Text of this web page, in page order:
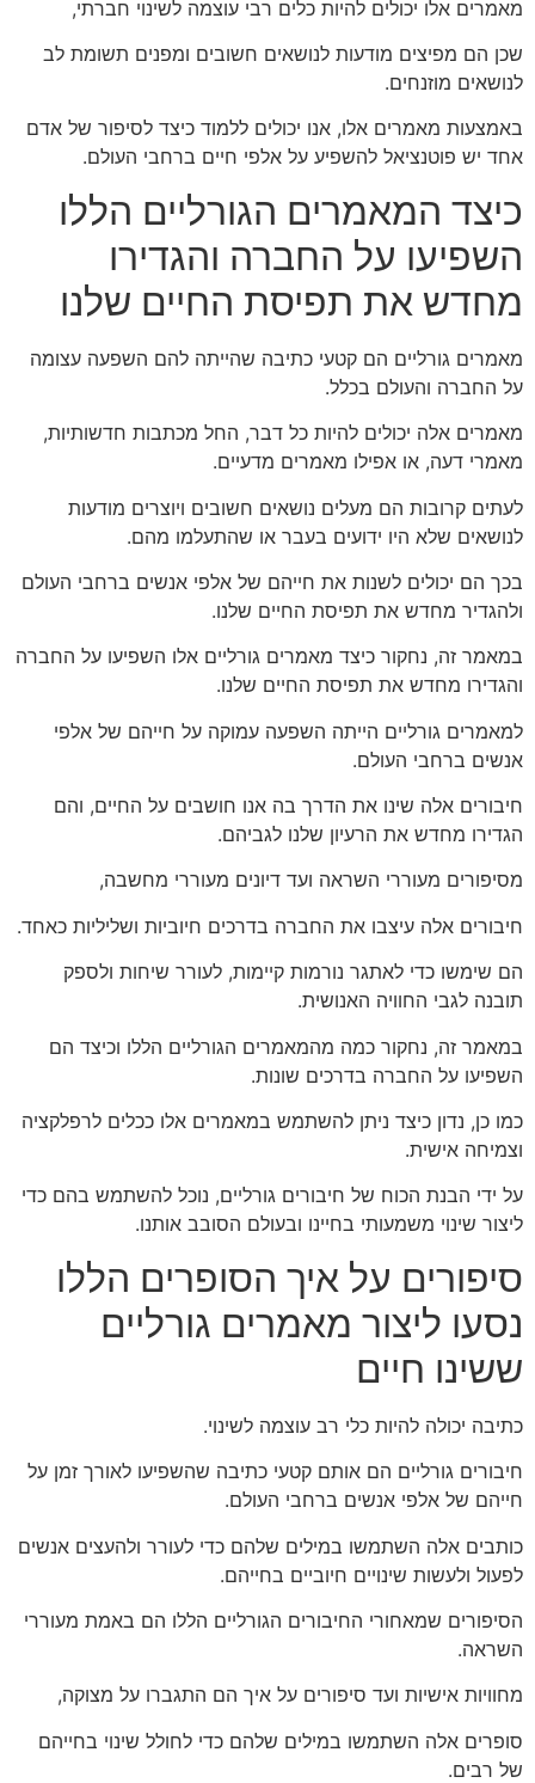
מאמרים אלו יכולים להיות כלים רבי עוצמה לשינוי חברתי,
שכן הם מפיצים מודעות לנושאים חשובים ומפנים תשומת לב
לנושאים מוזנחים.
באמצעות מאמרים אלו, אנו יכולים ללמוד כיצד לסיפור של אדם
אחד יש פוטנציאל להשפיע על אלפי חיים ברחבי העולם.
כיצד המאמרים הגורליים הללו
השפיעו על החברה והגדירו
מחדש את תפיסת החיים שלנו
מאמרים גורליים הם קטעי כתיבה שהייתה להם השפעה עצומה
על החברה והעולם בכלל.
מאמרים אלה יכולים להיות כל דבר, החל מכתבות חדשותיות,
מאמרי דעה, או אפילו מאמרים מדעיים.
לעתים קרובות הם מעלים נושאים חשובים ויוצרים מודעות
לנושאים שלא היו ידועים בעבר או שהתעלמו מהם.
בכך הם יכולים לשנות את חייהם של אלפי אנשים ברחבי העולם
ולהגדיר מחדש את תפיסת החיים שלנו.
במאמר זה, נחקור כיצד מאמרים גורליים אלו השפיעו על החברה
והגדירו מחדש את תפיסת החיים שלנו.
למאמרים גורליים הייתה השפעה עמוקה על חייהם של אלפי
אנשים ברחבי העולם.
חיבורים אלה שינו את הדרך בה אנו חושבים על החיים, והם
הגדירו מחדש את הרעיון שלנו לגביהם.
מסיפורים מעוררי השראה ועד דיונים מעוררי מחשבה,
חיבורים אלה עיצבו את החברה בדרכים חיוביות ושליליות כאחד.
הם שימשו כדי לאתגר נורמות קיימות, לעורר שיחות ולספק
תובנה לגבי החוויה האנושית.
במאמר זה, נחקור כמה מהמאמרים הגורליים הללו וכיצד הם
השפיעו על החברה בדרכים שונות.
כמו כן, נדון כיצד ניתן להשתמש במאמרים אלו ככלים לרפלקציה
וצמיחה אישית.
על ידי הבנת הכוח של חיבורים גורליים, נוכל להשתמש בהם כדי
ליצור שינוי משמעותי בחיינו ובעולם הסובב אותנו.
סיפורים על איך הסופרים הללו
נסעו ליצור מאמרים גורליים
ששינו חיים
כתיבה יכולה להיות כלי רב עוצמה לשינוי.
חיבורים גורליים הם אותם קטעי כתיבה שהשפיעו לאורך זמן על
חייהם של אלפי אנשים ברחבי העולם.
כותבים אלה השתמשו במילים שלהם כדי לעורר ולהעצים אנשים
לפעול ולעשות שינויים חיוביים בחייהם.
הסיפורים שמאחורי החיבורים הגורליים הללו הם באמת מעוררי
השראה.
מחוויות אישיות ועד סיפורים על איך הם התגברו על מצוקה,
סופרים אלה השתמשו במילים שלהם כדי לחולל שינוי בחייהם
של רבים.